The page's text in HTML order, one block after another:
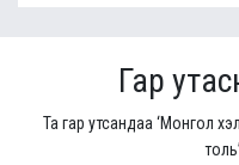
Гар
Та гар утсандаа ‘Монгол